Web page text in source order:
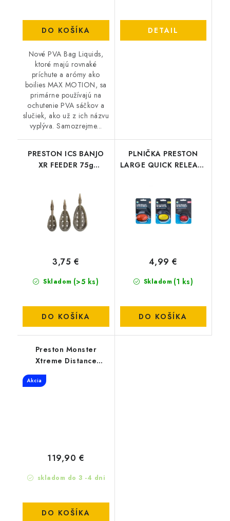
DO KOŠÍKA
Nové PVA Bag Liquids,
ktoré majú rovnaké
príchute a arómy ako
boilies MAX MOTION, sa
primárne používajú na
ochutenie PVA sáčkov a
slučiek, ako už z ich názvu
vyplýva. Samozrejme...
DETAIL
PRESTON ICS BANJO
XR FEEDER 75g
Skladom (>5 ks)
3,75 €
DO KOŠÍKA
PLNIČKA PRESTON
LARGE QUICK RELEASE
Skladom (1 ks)
4,99 €
DO KOŠÍKA
Preston Monster
Xtreme Distance
Feeder 3.6M 150gr
Akcia
skladom do 3 -4 dni
119,90 €
DO KOŠÍKA